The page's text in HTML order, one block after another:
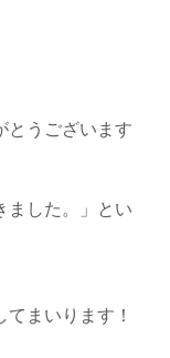
とうございます
ました。」とい
まいります！